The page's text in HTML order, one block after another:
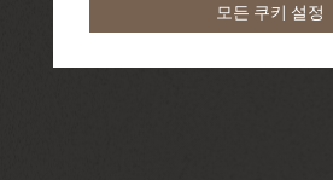
모든 쿠키 설정